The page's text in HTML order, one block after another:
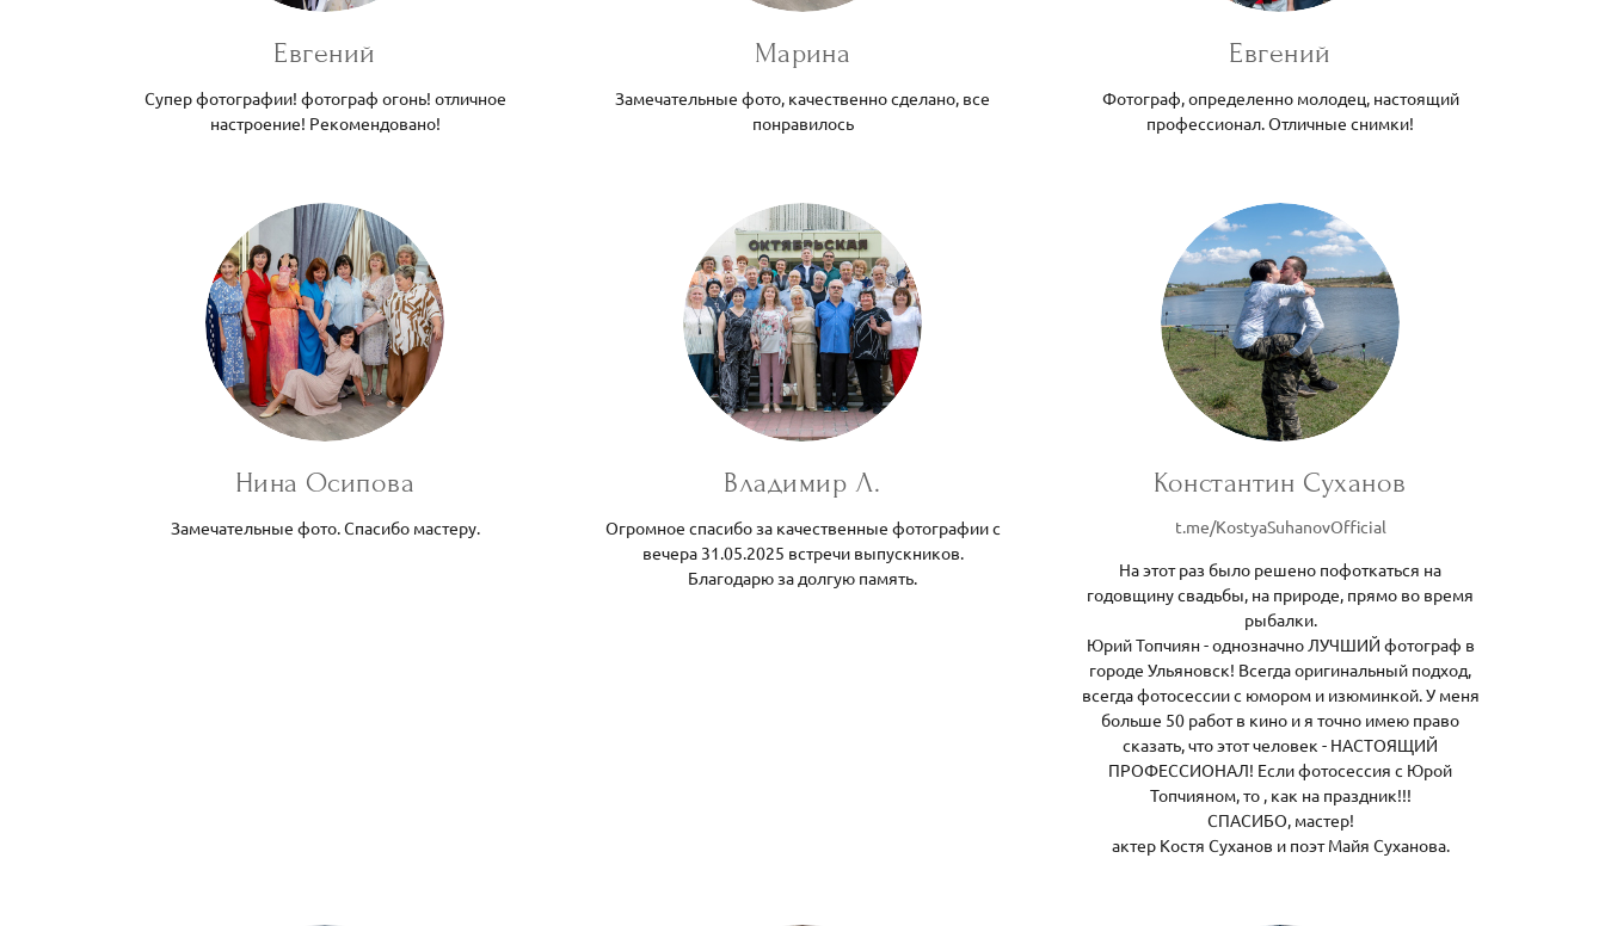
Евгений
Супер фотографии! фотограф огонь! отличное
настроение! Рекомендовано!
Марина
Замечательные фото, качественно сделано, все
понравилось
Евгений
Фотограф, определенно молодец, настоящий
профессионал. Отличные снимки!
Нина Осипова
Замечательные фото. Спасибо мастеру.
Владимир Л.
Огромное спасибо за качественные фотографии с
вечера 31.05.2025 встречи выпускников.
Благодарю за долгую память.
Константин Суханов
t.me/KostyaSuhanovOfficial
На этот раз было решено пофоткаться на
годовщину свадьбы, на природе, прямо во время
рыбалки.
Юрий Топчиян - однозначно ЛУЧШИЙ фотограф в
городе Ульяновск! Всегда оригинальный подход,
всегда фотосессии с юмором и изюминкой. У меня
больше 50 работ в кино и я точно имею право
сказать, что этот человек - НАСТОЯЩИЙ
ПРОФЕССИОНАЛ! Если фотосессия с Юрой
Топчияном, то , как на праздник!!!
СПАСИБО, мастер!
актер Костя Суханов и поэт Майя Суханова.